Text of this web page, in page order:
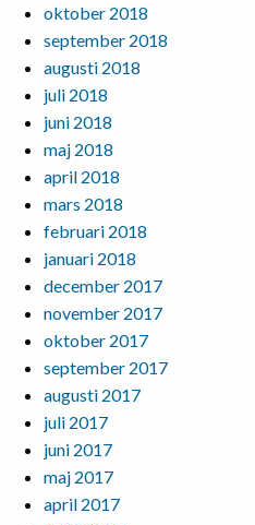
oktober 2018
september 2018
augusti 2018
juli 2018
juni 2018
maj 2018
april 2018
mars 2018
februari 2018
januari 2018
december 2017
november 2017
oktober 2017
september 2017
augusti 2017
juli 2017
juni 2017
maj 2017
april 2017